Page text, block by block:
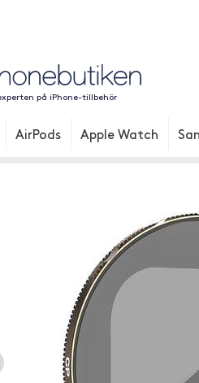
på iPhone-tillbehör
AirPods Apple Watch